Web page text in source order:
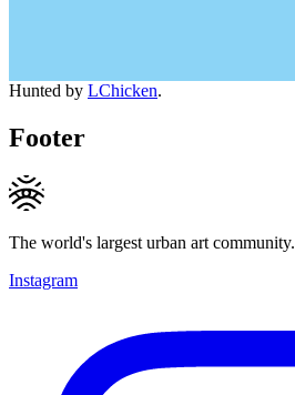
Hunted by LChicken.
Footer
The world's largest urban art community.
Instagram